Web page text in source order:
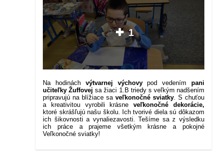
1
Na hodinách výtvarnej výchovypod vedením pani
učiteľky Žuffovej sa žiaci 1.B triedy s veľkým nadšením
pripravujú na blížiace sa veľkonočné sviatky. S chuťou
a kreativitou vyrobili krásneveľkonočné dekorácie,
ktoré skrášľujú našu školu. Ich tvorivé diela sú dôkazom
ich šikovnosti a vynaliezavosti. Tešíme sa z výsledku
ich práce a prajeme všetkým krásne a pokojné
Veľkonočné sviatky!